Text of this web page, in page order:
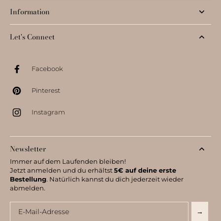
Information
Let's Connect
Facebook
Pinterest
Instagram
Newsletter
Immer auf dem Laufenden bleiben!
Jetzt anmelden und du erhältst 5€ auf deine erste
Bestellung. Natürlich kannst du dich jederzeit wieder
abmelden.
→